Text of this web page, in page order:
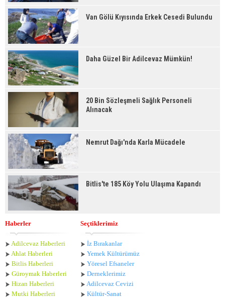
Van Gölü Kıyısında Erkek Cesedi Bulundu
Daha Güzel Bir Adilcevaz Mümkün!
20 Bin Sözleşmeli Sağlık Personeli
Alınacak
Nemrut Dağı'nda Karla Mücadele
Bitlis'te 185 Köy Yolu Ulaşıma Kapandı
Haberler
Adilcevaz Haberleri
Ahlat Haberleri
Bitlis Haberleri
Güroymak Haberleri
Hizan Haberleri
Mutki Haberleri
Seçtiklerimiz
İz Bırakanlar
Yemek Kültürümüz
Yöresel Efsaneler
Derneklerimiz
Adilcevaz Cevizi
Kültür-Sanat